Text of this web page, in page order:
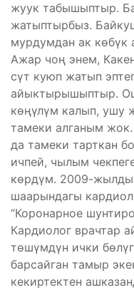
жуук табышыптыр.
жатыптырбыз.
мурдумдан ак көбүк
Ажар чоң энем,
сүт куюп жатып
айыктырышыптыр.
көңүлүм калып, ушу
тамеки алганым
да тамеки тарткан
ичпей, чылым
көрдүм. 2009-
шаарындагы
“Коронарное
Кардиолог врачтар
төшүмдүн ички
барсайган тамыр
кекиртектен